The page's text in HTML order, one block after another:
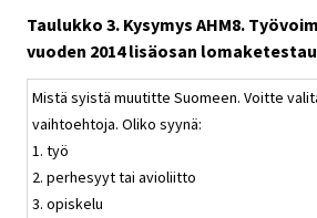
Taulukko 3. Kysymys AHM8.
vuoden 2014 lisäosan
Mistä syistä muutitte Suomeen. Voitte
vaihtoehtoja. Oliko syynä:
1. työ
2. perhesyyt tai avioliitto
3. opiskelu